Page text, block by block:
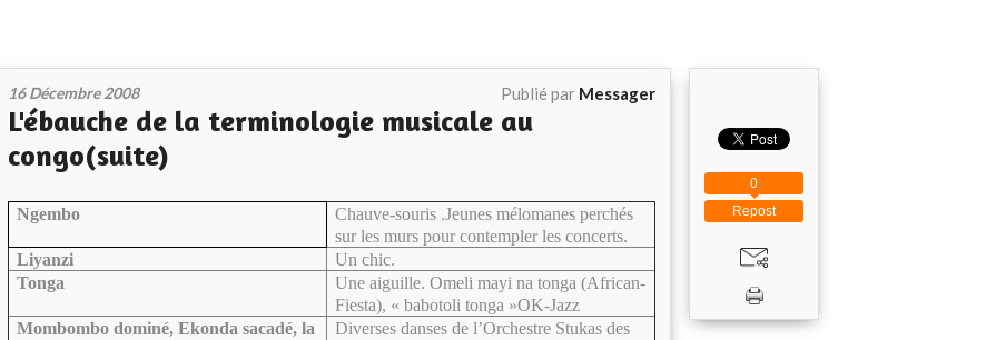
16 Décembre 2008 Publié par Messager
L'ébauche de la terminologie musicale au
congo(suite)
Ngembo
Chauve-souris .Jeunes mélomanes perchés
sur les murs pour contempler les concerts.
Liyanzi
Un chic.
Tonga
Une aiguille. Omeli mayi na tonga (African-
Fiesta), « babotoli tonga »OK-Jazz
Mombombo dominé, Ekonda sacadé, la
Diverses danses de l’Orchestre Stukas des
Repost
0